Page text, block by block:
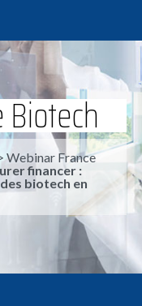
Webinar France
financer :
biotech en